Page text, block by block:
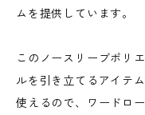
ムを提供しています。
このノースリーブポリ
ルを引き立てるアイテ
使えるので、ワードロ